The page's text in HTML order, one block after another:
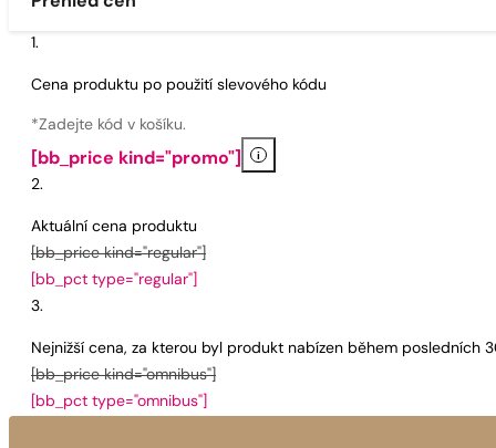
Cena produktu po použití slevového kódu
*Zadejte kód v košíku.
[bb_price kind="promo"] i
Aktuální cena produktu
[bb_price kind="regular"]
[bb_pct type="regular"]
Nejnižší cena, za kterou byl produkt nabízen během posledních
[bb_price kind="omnibus"]
[bb_pct type="omnibus"]